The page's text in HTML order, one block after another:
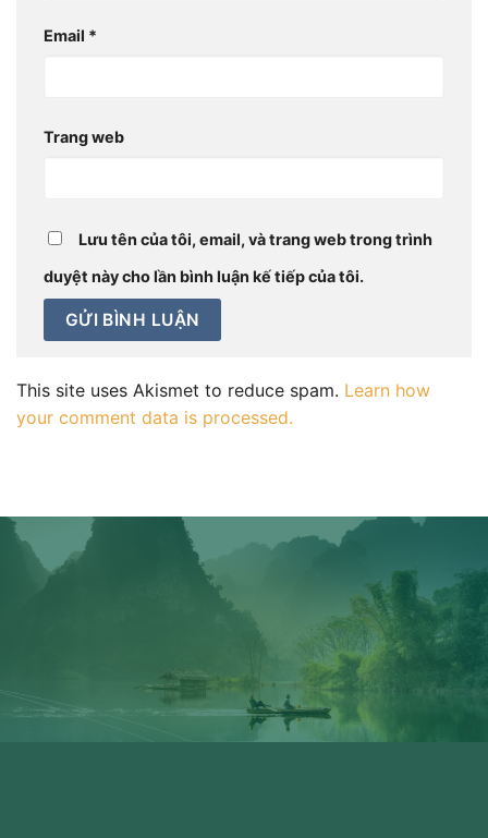
Email *
Trang web
Lưu tên của tôi, email, và trang web trong trình
duyệt này cho lần bình luận kế tiếp của tôi.
This site uses Akismet to reduce spam. Learn how
your comment data is processed.